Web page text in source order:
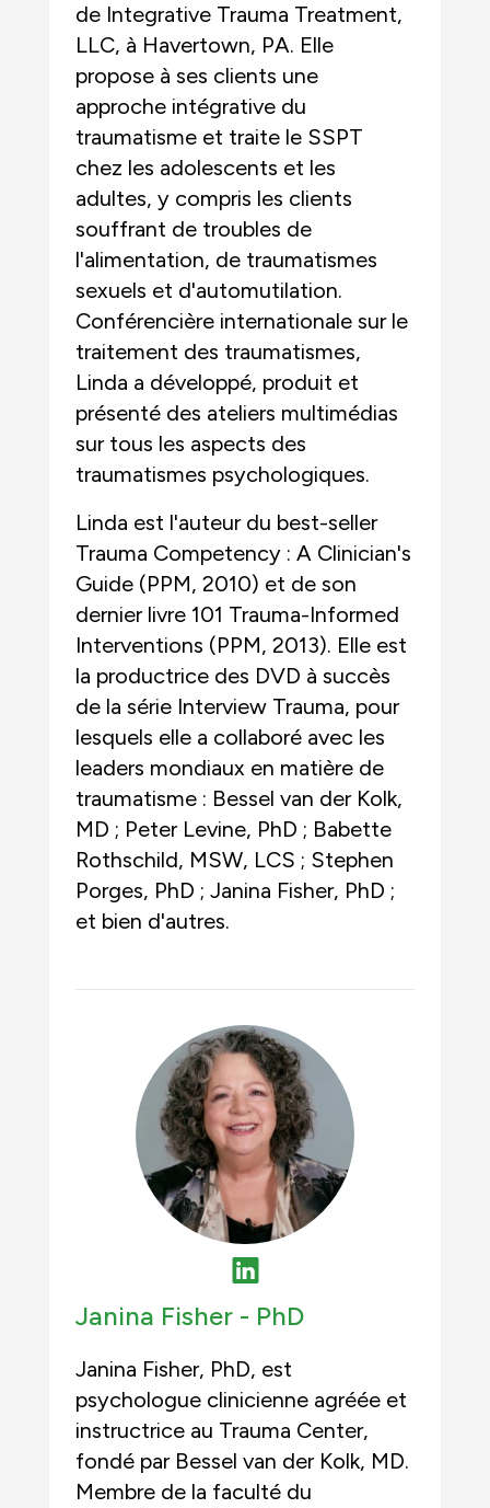
de Integrative Trauma Treatment,
LLC, à Havertown, PA. Elle
propose à ses clients une
approche intégrative du
traumatisme et traite le SSPT
chez les adolescents et les
adultes, y compris les clients
souffrant de troubles de
l'alimentation, de traumatismes
sexuels et d'automutilation.
Conférencière internationale sur le
traitement des traumatismes,
Linda a développé, produit et
présenté des ateliers multimédias
sur tous les aspects des
traumatismes psychologiques.
Linda est l'auteur du best-seller
Trauma Competency : A Clinician's
Guide (PPM, 2010) et de son
dernier livre 101 Trauma-Informed
Interventions (PPM, 2013). Elle est
la productrice des DVD à succès
de la série Interview Trauma, pour
lesquels elle a collaboré avec les
leaders mondiaux en matière de
traumatisme : Bessel van der Kolk,
MD ; Peter Levine, PhD ; Babette
Rothschild, MSW, LCS ; Stephen
Porges, PhD ; Janina Fisher, PhD ;
et bien d'autres.
Janina Fisher - PhD
Janina Fisher, PhD, est
psychologue clinicienne agréée et
instructrice au Trauma Center,
fondé par Bessel van der Kolk, MD.
Membre de la faculté du